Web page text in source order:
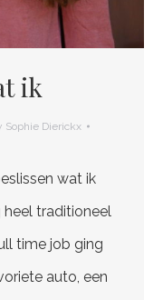
ik
Sophie Dierickx
wat ik
traditioneel
time job ging
auto, een